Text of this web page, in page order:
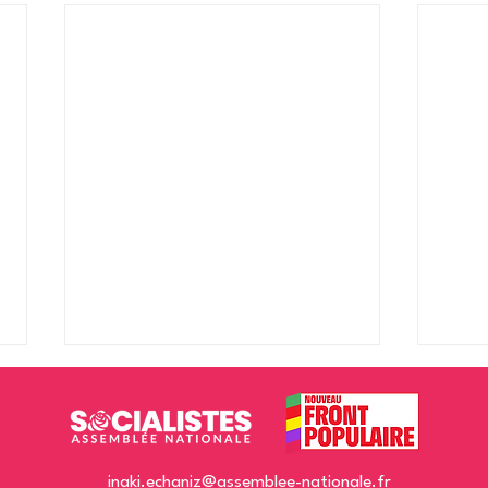
inaki.echaniz@assemblee-nationale.fr